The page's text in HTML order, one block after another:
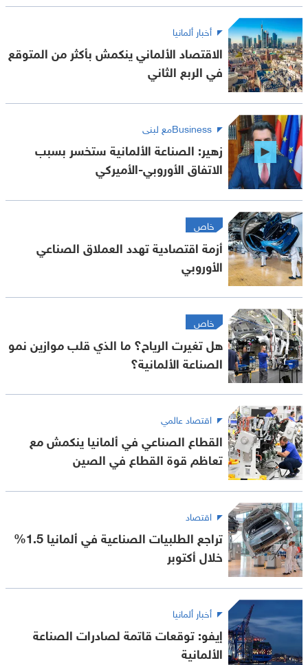
أخبار ألمانيا
الاقتصاد الألماني ينكمش بأكثر من المتوقع
في الربع الثاني
Businessمع لبنى
زهير: الصناعة الألمانية ستخسر بسبب
الاتفاق الأوروبي-الأميركي
خاص
أزمة اقتصادية تهدد العملاق الصناعي
الأوروبي
خاص
هل تغيرت الرياح؟ ما الذي قلب موازين نمو
الصناعة الألمانية؟
اقتصاد عالمي
القطاع الصناعي في ألمانيا ينكمش مع
تعاظم قوة القطاع في الصين
اقتصاد
تراجع الطلبيات الصناعية في ألمانيا 1.5%
خلال أكتوبر
أخبار ألمانيا
إيفو: توقعات قاتمة لصادرات الصناعة
الألمانية